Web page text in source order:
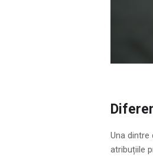
Una
atribuțiile